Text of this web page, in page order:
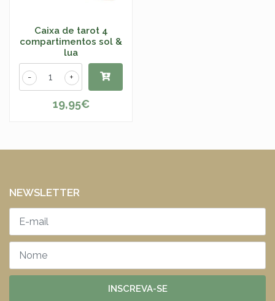
Caixa de tarot 4
compartimentos sol &
lua
+
-
19,95€
NEWSLETTER
INSCREVA-SE